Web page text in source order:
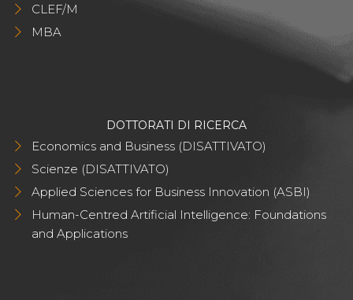
CLEF/M
MBA
DOTTORATI DI RICERCA
Economics and Business (DISATTIVATO)
Scienze (DISATTIVATO)
Applied Sciences for Business Innovation (ASBI)
Human-Centred Artificial Intelligence: Foundations
and Applications